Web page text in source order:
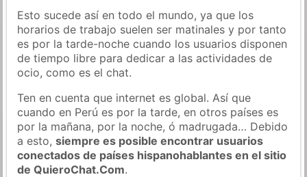
Esto sucede así en todo el mundo, ya que los
horarios de trabajo suelen ser matinales y por tanto
es por la tarde-noche cuando los usuarios disponen
de tiempo libre para dedicar a las actividades de
ocio, como es el chat.
Ten en cuenta que internet es global. Así que
cuando en Perú es por la tarde, en otros países es
por la mañana, por la noche, ó madrugada… Debido
a esto,siempre es posible encontrar usuarios
conectados de países hispanohablantes en el sitio
de QuieroChat.Com.